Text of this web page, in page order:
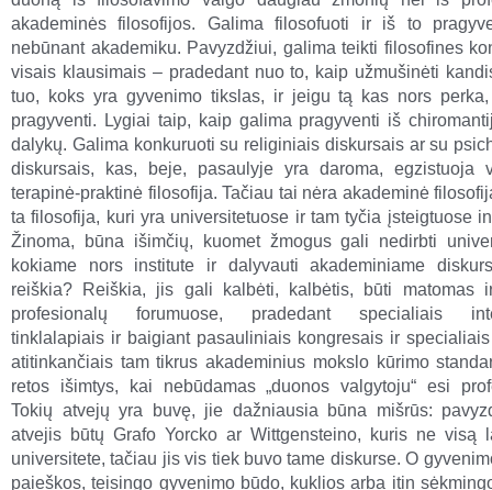
akademinės filosofijos. Galima filosofuoti ir iš to
nebūnant akademiku. Pavyzdžiui, galima teikti filosofines
visais klausimais – pradedant nuo to, kaip užmušinėti
tuo, koks yra gyvenimo tikslas, ir jeigu tą kas nors
pragyventi. Lygiai taip, kaip galima pragyventi iš
dalykų. Galima konkuruoti su religiniais diskursais ar su
diskursais, kas, beje, pasaulyje yra daroma, egzistuoja
terapinė-praktinė filosofija. Tačiau tai nėra akademinė
ta filosofija, kuri yra universitetuose ir tam tyčia įsteigtuose
Žinoma, būna išimčių, kuomet žmogus gali nedirbti
kokiame nors institute ir dalyvauti akademiniame
reiškia? Reiškia, jis gali kalbėti, kalbėtis, būti matomas
profesionalų forumuose, pradedant specialiais
tinklalapiais ir baigiant pasauliniais kongresais ir
atitinkančiais tam tikrus akademinius mokslo kūrimo
retos išimtys, kai nebūdamas „duonos valgytoju“ esi
Tokių atvejų yra buvę, jie dažniausia būna mišrūs:
atvejis būtų Grafo Yorcko ar Wittgensteino, kuris ne visą
universitete, tačiau jis vis tiek buvo tame diskurse. O
paieškos, teisingo gyvenimo būdo, kuklios arba itin